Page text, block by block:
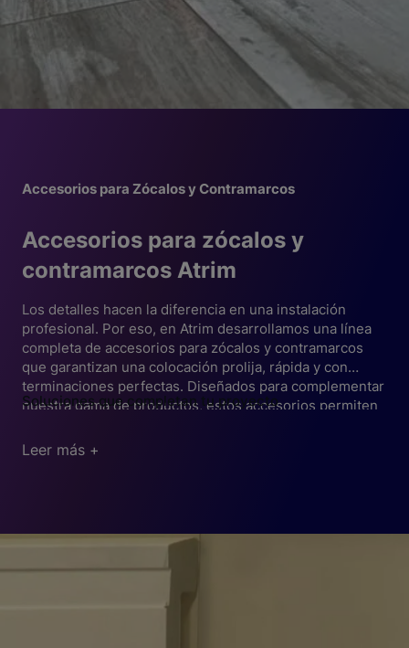
Accesorios para Zócalos y Contramarcos
Accesorios para zócalos y
contramarcos Atrim
Los detalles hacen la diferencia en una instalación
profesional. Por eso, en Atrim desarrollamos una línea
completa de accesorios para zócalos y contramarcos
que garantizan una colocación prolija, rápida y con
terminaciones perfectas. Diseñados para complementar
nuestra gama de productos, estos accesorios permiten
y funcional.
Soluciones que completan tu proyecto
instalación y asegurar un acabado profesional en todos
cortes manuales y mejorando el aspecto final.
Tapas de terminación
prolijo, evitando bordes expuestos.
Leer más +